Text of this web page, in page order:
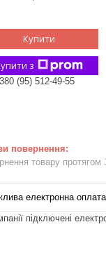
Купити
з
(95) 512-49-55
товару протягом
підключені